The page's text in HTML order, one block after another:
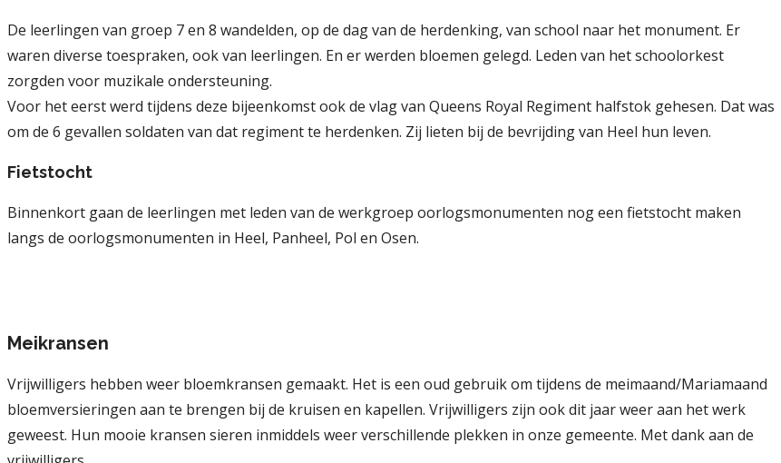
De leerlingen van groep 7 en 8 wandelden, op de dag van de herdenking, van school naar het monument. Er
waren diverse toespraken, ook van leerlingen. En er werden bloemen gelegd. Leden van het schoolorkest
zorgden voor muzikale ondersteuning.
Voor het eerst werd tijdens deze bijeenkomst ook de vlag van Queens Royal Regiment halfstok gehesen. Dat was
om de 6 gevallen soldaten van dat regiment te herdenken. Zij lieten bij de bevrijding van Heel hun leven.
Fietstocht
Binnenkort gaan de leerlingen met leden van de werkgroep oorlogsmonumenten nog een fietstocht maken
langs de oorlogsmonumenten in Heel, Panheel, Pol en Osen.
Meikransen
Vrijwilligers hebben weer bloemkransen gemaakt. Het is een oud gebruik om tijdens de meimaand/Mariamaand
bloemversieringen aan te brengen bij de kruisen en kapellen. Vrijwilligers zijn ook dit jaar weer aan het werk
geweest. Hun mooie kransen sieren inmiddels weer verschillende plekken in onze gemeente. Met dank aan de